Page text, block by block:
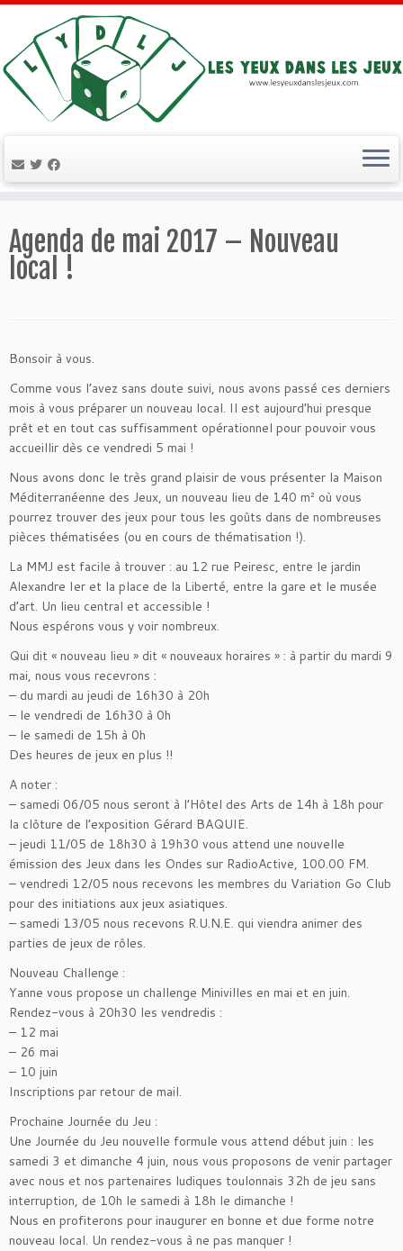
contenu
Agenda de mai 2017 – Nouveau
local !
Bonsoir à vous.
Comme vous l’avez sans doute suivi, nous avons passé ces derniers
mois à vous préparer un nouveau local. Il est aujourd’hui presque
prêt et en tout cas suffisamment opérationnel pour pouvoir vous
accueillir dès ce vendredi 5 mai !
Nous avons donc le très grand plaisir de vous présenter la Maison
Méditerranéenne des Jeux, un nouveau lieu de 140 m² où vous
pourrez trouver des jeux pour tous les goûts dans de nombreuses
pièces thématisées (ou en cours de thématisation !).
La MMJ est facile à trouver : au 12 rue Peiresc, entre le jardin
Alexandre Ier et la place de la Liberté, entre la gare et le musée
d’art. Un lieu central et accessible !
Nous espérons vous y voir nombreux.
Qui dit « nouveau lieu » dit « nouveaux horaires » : à partir du mardi 9
mai, nous vous recevrons :
– du mardi au jeudi de 16h30 à 20h
– le vendredi de 16h30 à 0h
– le samedi de 15h à 0h
Des heures de jeux en plus !!
A noter :
– samedi 06/05 nous seront à l’Hôtel des Arts de 14h à 18h pour
la clôture de l’exposition Gérard BAQUIE.
– jeudi 11/05 de 18h30 à 19h30 vous attend une nouvelle
émission des Jeux dans les Ondes sur RadioActive, 100.00 FM.
– vendredi 12/05 nous recevons les membres du Variation Go Club
pour des initiations aux jeux asiatiques.
– samedi 13/05 nous recevons R.U.N.E. qui viendra animer des
parties de jeux de rôles.
Nouveau Challenge :
Yanne vous propose un challenge Minivilles en mai et en juin.
Rendez-vous à 20h30 les vendredis :
– 12 mai
– 26 mai
– 10 juin
Inscriptions par retour de mail.
Prochaine Journée du Jeu :
Une Journée du Jeu nouvelle formule vous attend début juin : les
samedi 3 et dimanche 4 juin, nous vous proposons de venir partager
avec nous et nos partenaires ludiques toulonnais 32h de jeu sans
interruption, de 10h le samedi à 18h le dimanche !
Nous en profiterons pour inaugurer en bonne et due forme notre
nouveau local. Un rendez-vous à ne pas manquer !